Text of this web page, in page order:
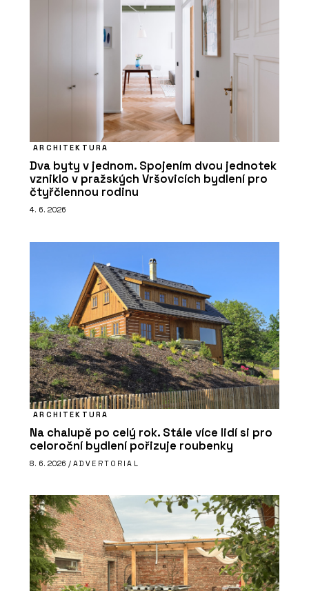
ARCHITEKTURA
Dva byty v jednom. Spojením dvou jednotek
vzniklo v pražských Vršovicích bydlení pro
čtyřčlennou rodinu
4. 6. 2026
ARCHITEKTURA
Na chalupě po celý rok. Stále více lidí si pro
celoroční bydlení pořizuje roubenky
8. 6. 2026 / ADVERTORIAL